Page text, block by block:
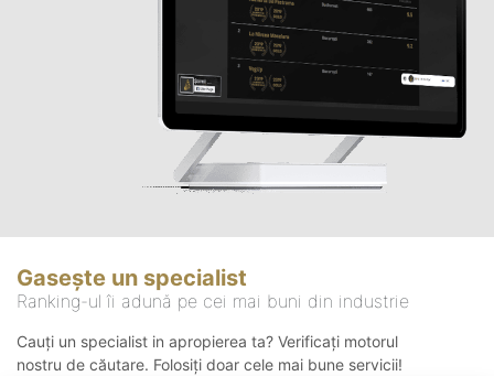
Gasește un specialist
Ranking-ul îi adună pe cei mai buni din industrie
Cauți un specialist in apropierea ta? Verificați motorul
nostru de căutare. Folosiți doar cele mai bune servicii!